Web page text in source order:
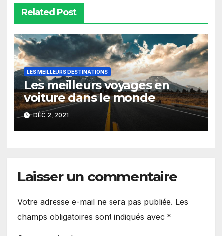
Related Post
LES MEILLEURS DESTINATIONS
Les meilleurs voyages en
voiture dans le monde
DÉC 2, 2021
Laisser un commentaire
Votre adresse e-mail ne sera pas publiée. Les
champs obligatoires sont indiqués avec *